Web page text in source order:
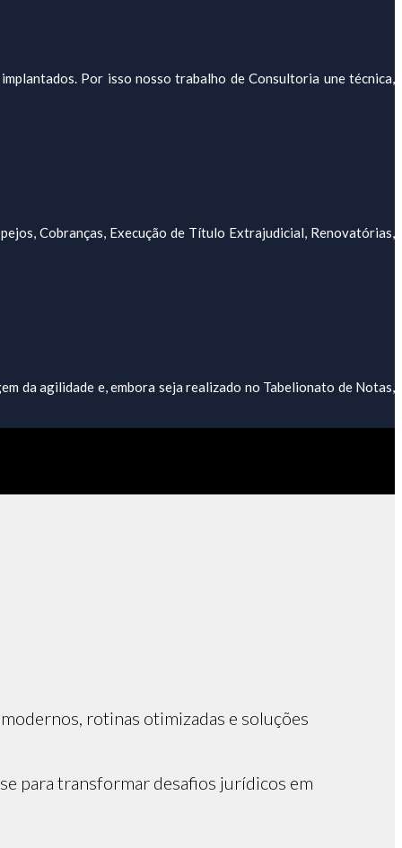
Por isso nosso trabalho de Consultoria une técnica,
Cobranças, Execução de Título Extrajudicial, Renovatórias,
da agilidade e, embora seja realizado no Tabelionato de Notas,
rotinas otimizadas e soluções
para transformar desafios jurídicos em